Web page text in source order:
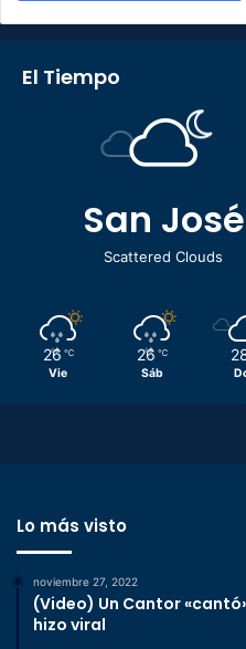
El Tiempo
San José
Scattered Clouds
26 ℃
Vie
26 ℃
Sáb
Lo más visto
noviembre 27, 2022
(Video) Un Cantor
hizo viral